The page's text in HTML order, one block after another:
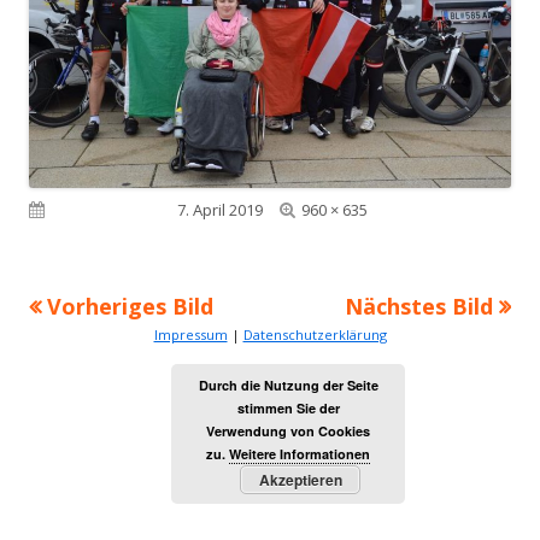
Veröffentlicht am7. April 2019
Volle
960 × 635
Vorheriges Bild Nächstes Bild
Impressum | Datenschutzerklärung
Durch die Nutzung der Seite
stimmen Sie der
Verwendung von Cookies
zu. Weitere Informationen
Akzeptieren